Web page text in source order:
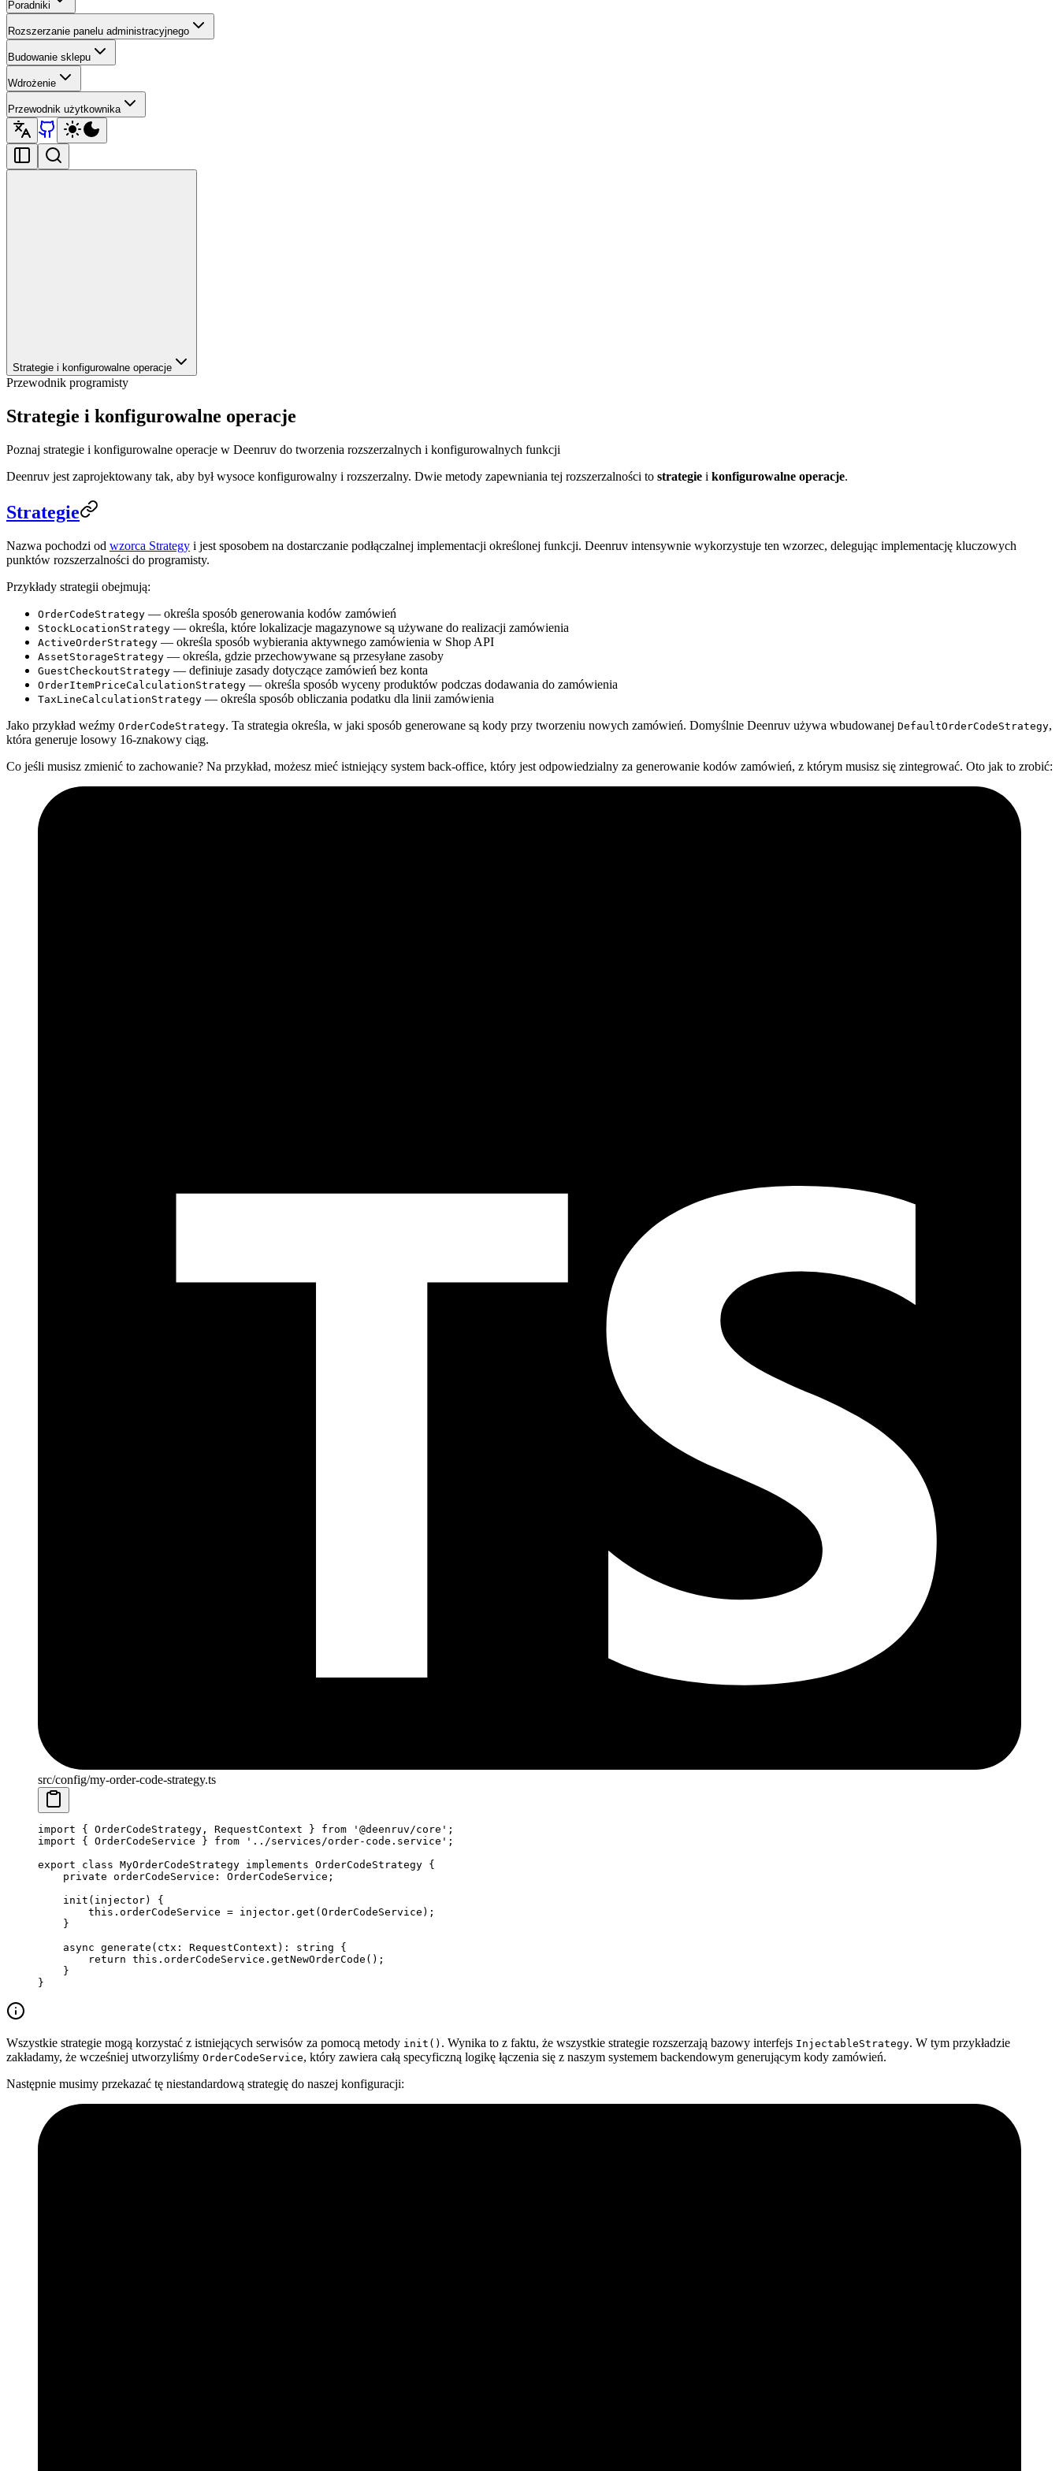
Poradniki
Rozszerzanie panelu administracyjnego
Budowanie sklepu
Wdrożenie
Przewodnik użytkownika
Strategie i konfigurowalne operacje
Przewodnik programisty
Strategie i konfigurowalne operacje
Poznaj strategie i konfigurowalne operacje w Deenruv do tworzenia rozszerzalnych i konfigurowalnych funkcji
Deenruv jest zaprojektowany tak, aby był wysoce konfigurowalny i rozszerzalny. Dwie metody zapewniania tej rozszerzalności to strategie i konfigurowalne operacje.
Strategie
Nazwa pochodzi od wzorca Strategy i jest sposobem na dostarczanie podłączalnej implementacji określonej funkcji. Deenruv intensywnie wykorzystuje ten wzorzec, delegując implementację kluczowych
punktów rozszerzalności do programisty.
Przykłady strategii obejmują:
OrderCodeStrategy — określa sposób generowania kodów zamówień
StockLocationStrategy — określa, które lokalizacje magazynowe są używane do realizacji zamówienia
ActiveOrderStrategy — określa sposób wybierania aktywnego zamówienia w Shop API
AssetStorageStrategy — określa, gdzie przechowywane są przesyłane zasoby
GuestCheckoutStrategy — definiuje zasady dotyczące zamówień bez konta
OrderItemPriceCalculationStrategy — określa sposób wyceny produktów podczas dodawania do zamówienia
TaxLineCalculationStrategy — określa sposób obliczania podatku dla linii zamówienia
Jako przykład weźmy OrderCodeStrategy. Ta strategia określa, w jaki sposób generowane są kody przy tworzeniu nowych zamówień. Domyślnie Deenruv używa wbudowanej DefaultOrderCodeStrategy,
która generuje losowy 16-znakowy ciąg.
Co jeśli musisz zmienić to zachowanie? Na przykład, możesz mieć istniejący system back-office, który jest odpowiedzialny za generowanie kodów zamówień, z którym musisz się zintegrować. Oto jak to zrobić:
src/config/my-order-code-strategy.ts
import { OrderCodeStrategy, RequestContext } from '@deenruv/core' ;
import { OrderCodeService } from '../services/order-code.service' ;
export class MyOrderCodeStrategy implements OrderCodeStrategy {
    private
orderCodeService : OrderCodeService ;
    init
( injector) {
        this
.orderCodeService = injector. get (OrderCodeService);
    }
    async
generate ( ctx : RequestContext ) : string {
        return
this .orderCodeService. getNewOrderCode ();
    }
}
Wszystkie strategie mogą korzystać z istniejących serwisów za pomocą metody init() . Wynika to z faktu, że wszystkie strategie rozszerzają bazowy interfejs InjectableStrategy. W tym przykładzie
zakładamy, że wcześniej utworzyliśmy OrderCodeService, który zawiera całą specyficzną logikę łączenia się z naszym systemem backendowym generującym kody zamówień.
Następnie musimy przekazać tę niestandardową strategię do naszej konfiguracji: